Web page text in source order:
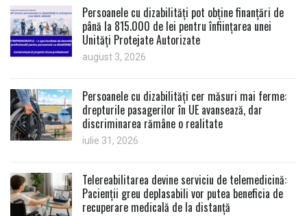
Persoanele cu dizabilități pot obține finanțări de
până la 815.000 de lei pentru înființarea unei
Unități Protejate Autorizate
august 3, 2026
Persoanele cu dizabilități cer măsuri mai ferme:
drepturile pasagerilor în UE avansează, dar
discriminarea rămâne o realitate
iulie 31, 2026
Telereabilitarea devine serviciu de telemedicină:
Pacienții greu deplasabili vor putea beneficia de
recuperare medicală de la distanță